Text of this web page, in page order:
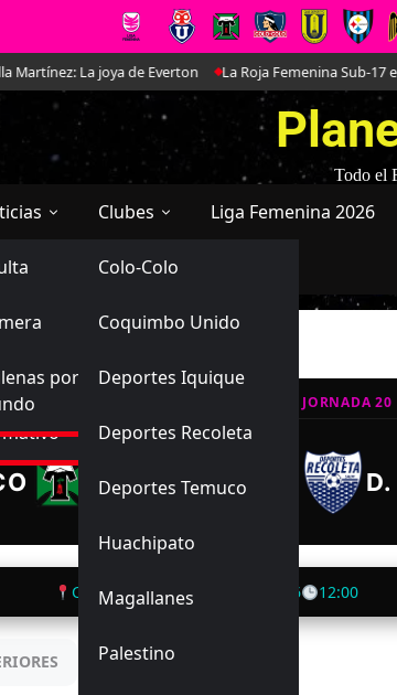
La joya de Everton La Roja Femenina Sub-17
Todo el
Chilena
20
17
Nacional
Internacional
por el
Clubes
Primera
Colo-Colo
Coquimbo Unido
Deportes Iquique
Deportes Recoleta
Deportes Temuco
Huachipato
Magallanes
Palestino
Ascenso
Liga Femenina 2026
Recoleta
LIGA FEMENINA, FASE REGULAR 2026, JORNADA 20
12:00 D.
CD M11 Labranza 01/08/2026 12:00